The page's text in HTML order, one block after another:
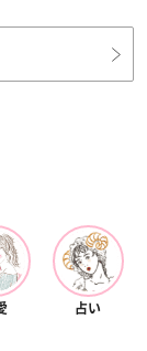
占い